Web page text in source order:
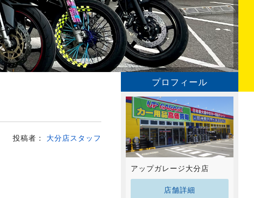
投稿者： 大分店スタッフ
プロフィール
アップガレージ大分店
店舗詳細